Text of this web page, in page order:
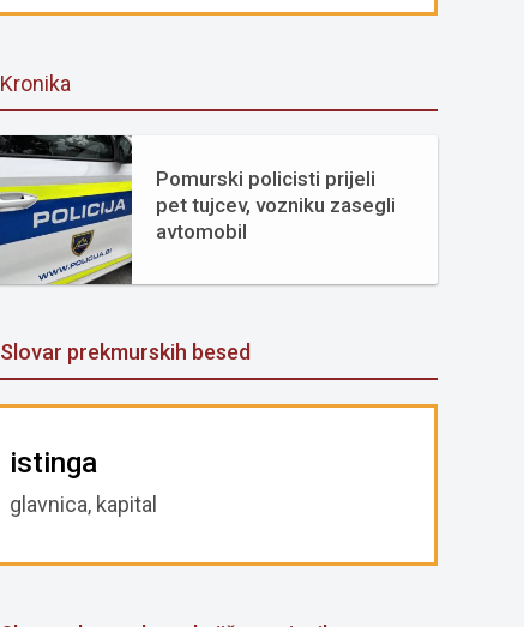
Kronika
Pomurski policisti prijeli
pet tujcev, vozniku zasegli
avtomobil
Slovar prekmurskih besed
istinga
glavnica, kapital